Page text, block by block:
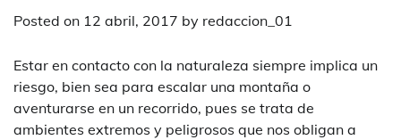
Posted on 12 abril, 2017 by redaccion_01
Estar en contacto con la naturaleza siempre implica un
riesgo, bien sea para escalar una montaña o
aventurarse en un recorrido, pues se trata de
ambientes extremos y peligrosos que nos obligan a